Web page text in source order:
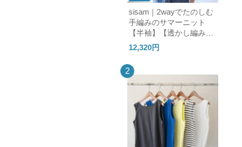
sisam｜2wayでたのしむ
手編みのサマーニット
【半袖】【透かし編み】
【天然素材】/2wayリラ
ックスプルオーバー
12,320円